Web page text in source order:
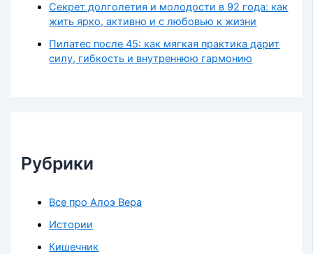
Секрет долголетия и молодости в 92 года: как
жить ярко, активно и с любовью к жизни
Пилатес после 45: как мягкая практика дарит
силу, гибкость и внутреннюю гармонию
Рубрики
Все про Алоэ Вера
Истории
Кишечник